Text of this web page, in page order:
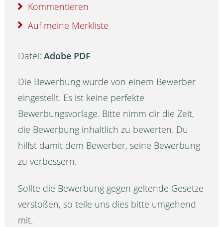
Kommentieren
Auf meine Merkliste
Datei:Adobe PDF
Die Bewerbung wurde von einem Bewerber
eingestellt. Es ist keine perfekte
Bewerbungsvorlage. Bitte nimm dir die Zeit,
die Bewerbung inhaltlich zu bewerten. Du
hilfst damit dem Bewerber, seine Bewerbung
zu verbessern.
Sollte die Bewerbung gegen geltende Gesetze
verstoßen, so teile uns dies bitte umgehend
mit.